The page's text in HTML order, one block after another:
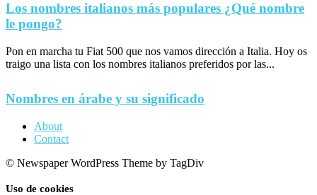
Los nombres italianos más populares ¿Qué nombre
le pongo?
Pon en marcha tu Fiat 500 que nos vamos dirección a Italia. Hoy os
traigo una lista con los nombres italianos preferidos por las...
Nombres en árabe y su significado
About
Contact
© Newspaper WordPress Theme by TagDiv
Uso de cookies